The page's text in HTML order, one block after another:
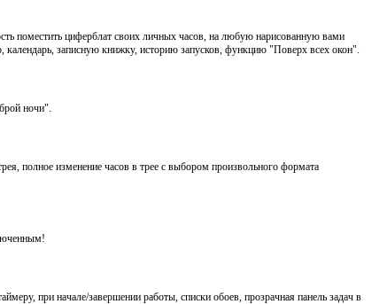
поместить циферблат своих личных часов, на любую нарисованную вами
записную книжку, историю запусков, функцию "Поверх всех окон".
ночи".
полное изменение часов в трее с выбором произвольного формата
при начале/завершении работы, списки обоев, прозрачная панель задач в